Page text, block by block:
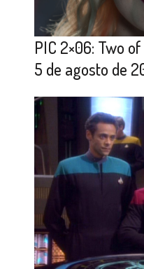
PIC 2×06: Two
5 de agosto de